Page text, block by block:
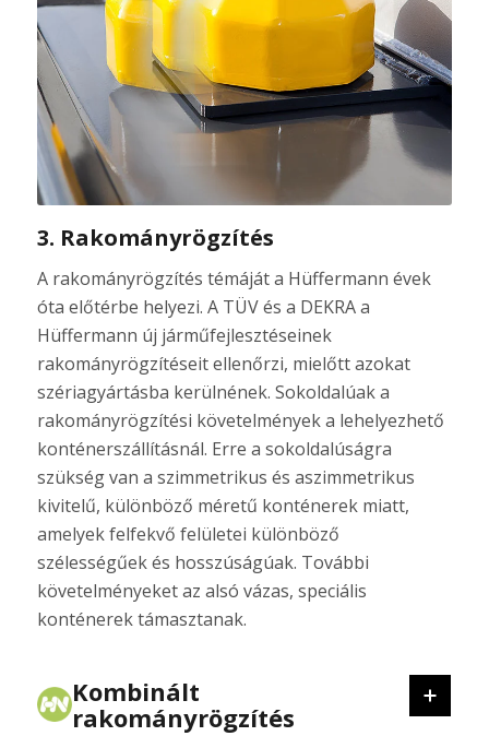
3. Rakományrögzítés
A rakományrögzítés témáját a Hüffermann évek
óta előtérbe helyezi. A TÜV és a DEKRA a
Hüffermann új járműfejlesztéseinek
rakományrögzítéseit ellenőrzi, mielőtt azokat
szériagyártásba kerülnének. Sokoldalúak a
rakományrögzítési követelmények a lehelyezhető
konténerszállításnál. Erre a sokoldalúságra
szükség van a szimmetrikus és aszimmetrikus
kivitelű, különböző méretű konténerek miatt,
amelyek felfekvő felületei különböző
szélességűek és hosszúságúak. További
követelményeket az alsó vázas, speciális
konténerek támasztanak.
Kombinált
rakományrögzítés